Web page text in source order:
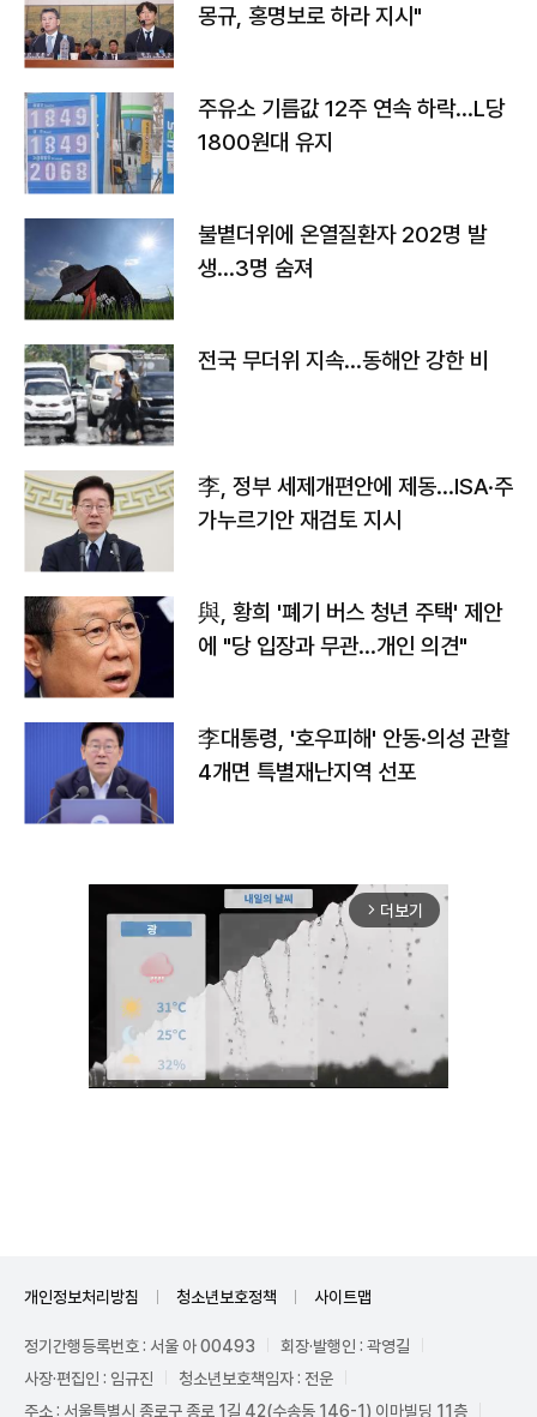
몽규, 홍명보로 하라 지시"
주유소 기름값 12주 연속 하락…L당
1800원대 유지
불볕더위에 온열질환자 202명 발
생…3명 숨져
전국 무더위 지속…동해안 강한 비
李, 정부 세제개편안에 제동…ISA·주
가누르기안 재검토 지시
與, 황희 '폐기 버스 청년 주택' 제안
에 "당 입장과 무관…개인 의견"
李대통령, '호우피해' 안동·의성 관할
4개면 특별재난지역 선포
arrow_forward_ios 더보기
개인정보처리방침 청소년보호정책 사이트맵
정기간행등록번호 : 서울 아 00493
회장·발행인 : 곽영길
사장·편집인 : 임규진
청소년보호책임자 : 전운
주소 : 서울특별시 종로구 종로 1길 42(수송동 146-1) 이마빌딩 11층